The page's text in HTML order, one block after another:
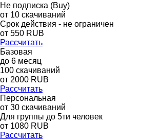
Не подписка (Buy)
от 10 скачиваний
Срок действия - не ограничен
от 550 RUB
Рассчитать
Базовая
до 6 месяц
100 скачиваний
от 2000 RUB
Рассчитать
Персональная
от 30 скачиваний
Для группы до 5ти человек
от 1080 RUB
Рассчитать